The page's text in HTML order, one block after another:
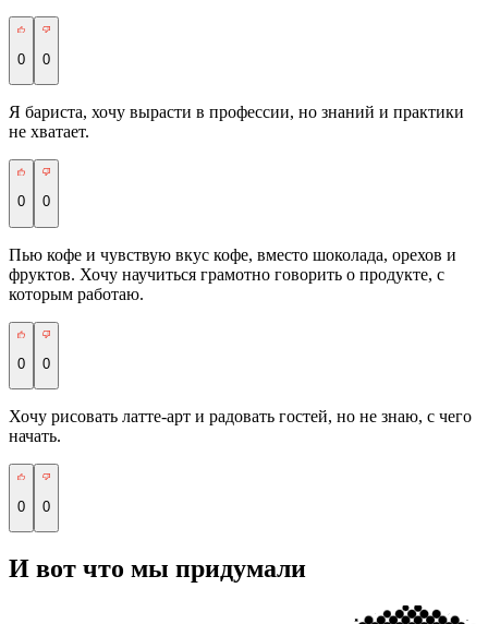
0 0
Я бариста, хочу вырасти в профессии, но знаний и практики
не хватает.
0 0
Пью кофе и чувствую вкус кофе, вместо шоколада, орехов и
фруктов. Хочу научиться грамотно говорить о продукте, с
которым работаю.
0 0
Хочу рисовать латте-арт и радовать гостей, но не знаю, с чего
начать.
0 0
И вот что мы придумали